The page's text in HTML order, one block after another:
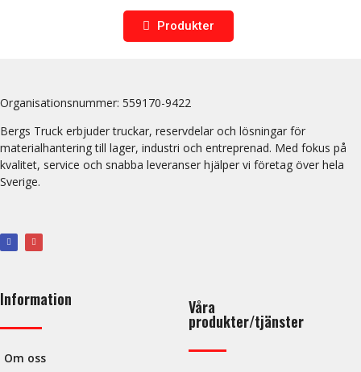
Produkter
Organisationsnummer: 559170-9422
Bergs Truck erbjuder truckar, reservdelar och lösningar för
materialhantering till lager, industri och entreprenad. Med fokus på
kvalitet, service och snabba leveranser hjälper vi företag över hela
Sverige.
Information
Om oss
Våra
produkter/tjänster